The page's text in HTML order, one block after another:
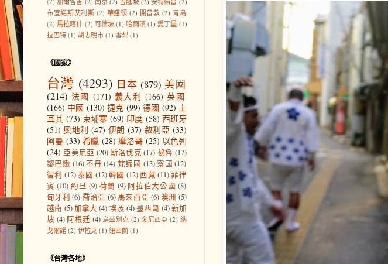
布宜諾斯艾利斯 (2) 華盛頓 (2) 開普敦 (2) 青島
(2) 馬拉喀什 (2) 可倫坡 (1) 哈爾濱 (1) 愛丁堡 (1)
拉巴特 (1) 胡志明市 (1) 雪梨 (1)
《國家》
台灣 (4293) 日本 (879) 美國
(214) 法國 (171) 義大利 (166) 英國
(166) 中國 (130) 捷克 (99) 德國 (92) 土
耳其 (73) 柬埔寨 (69) 印度 (58) 西班牙
(51) 奧地利 (47) 伊朗 (37) 敘利亞 (33)
阿曼 (33) 希臘 (28) 摩洛哥 (25) 以色列
(24) 亞美尼亞 (20) 斯洛伐克 (17) 祕魯 (17)
黎巴嫩 (16) 不丹 (14) 梵諦岡 (13) 寮國 (12)
智利 (12)泰國 (12)韓國 (12)西藏 (11) 菲律
賓 (10) 約旦 (9) 荷蘭 (9) 阿拉伯大公國 (8)
匈牙利 (6) 喬治亞 (6) 馬來西亞 (6)澳洲 (5)
越南 (5) 加拿大 (4) 埃及 (4)墨西哥 (4)新加
坡 (4) 阿根廷 (4) 烏茲別克 (2) 突尼西亞 (2) 納
戈爾諾 (2) 伊拉克 (1) 紐西蘭 (1)
《台灣各地》